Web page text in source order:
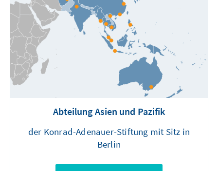
Abteilung Asien und Pazifik
der Konrad-Adenauer-Stiftung mit Sitz in
Berlin